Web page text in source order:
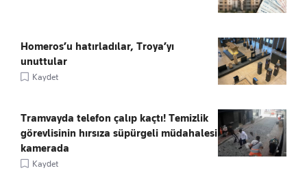
Homeros’u hatırladılar, Troya’yı
unuttular
Kaydet
Tramvayda telefon çalıp kaçtı! Temizlik
görevlisinin hırsıza süpürgeli müdahalesi
kamerada
Kaydet